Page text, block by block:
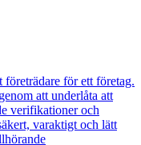
för ett företag.
att underlåta att
verifikationer och
varaktigt och lätt